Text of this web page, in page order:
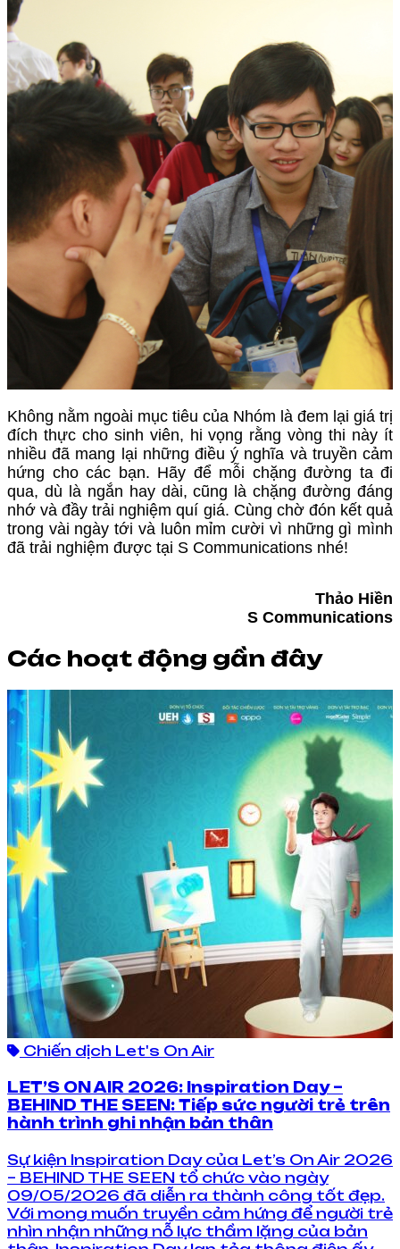
Không nằm ngoài mục tiêu của Nhóm là đem lại giá trị
đích thực cho sinh viên, hi vọng rằng vòng thi này ít
nhiều đã mang lại những điều ý nghĩa và truyền cảm
hứng cho các bạn. Hãy để mỗi chặng đường ta đi
qua, dù là ngắn hay dài, cũng là chặng đường đáng
nhớ và đầy trải nghiệm quí giá. Cùng chờ đón kết quả
trong vài ngày tới và luôn mỉm cười vì những gì mình
đã trải nghiệm được tại S Communications nhé!
Thảo Hiền
S Communications
Các hoạt động gần đây
Chiến dịch Let's On Air
LET’S ON AIR 2026: Inspiration Day –
BEHIND THE SEEN: Tiếp sức người trẻ trên
hành trình ghi nhận bản thân
Sự kiện Inspiration Day của Let’s On Air 2026
– BEHIND THE SEEN tổ chức vào ngày
09/05/2026 đã diễn ra thành công tốt đẹp.
Với mong muốn truyền cảm hứng để người trẻ
nhìn nhận những nỗ lực thầm lặng của bản